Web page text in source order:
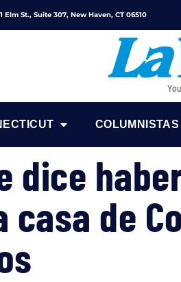
Elm St., Suite 307, New Haven, CT 06510
COLUMNISTAS
dice
casa de